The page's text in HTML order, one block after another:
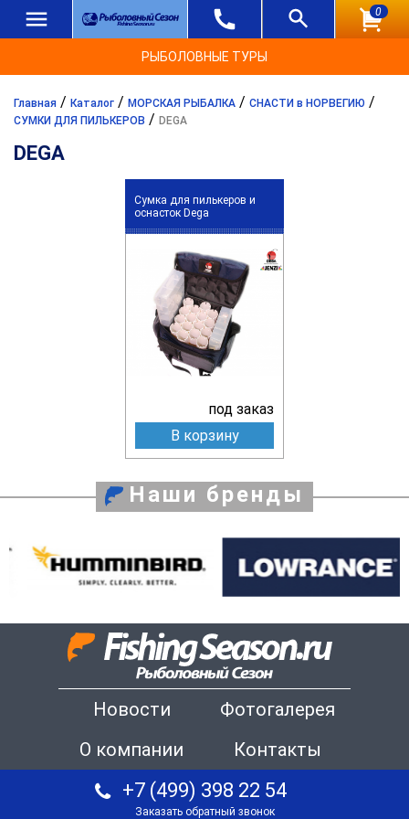
0
РЫБОЛОВНЫЕ ТУРЫ
Главная / Каталог / МОРСКАЯ РЫБАЛКА / СНАСТИ в НОРВЕГИЮ /
СУМКИ ДЛЯ ПИЛЬКЕРОВ / DEGA
DEGA
Сумка для пилькеров и
оснасток Dega
под заказ
В корзину
Наши бренды
Новости
Фотогалерея
О компании
Контакты
+7 (499) 398 22 54
Заказать обратный звонок